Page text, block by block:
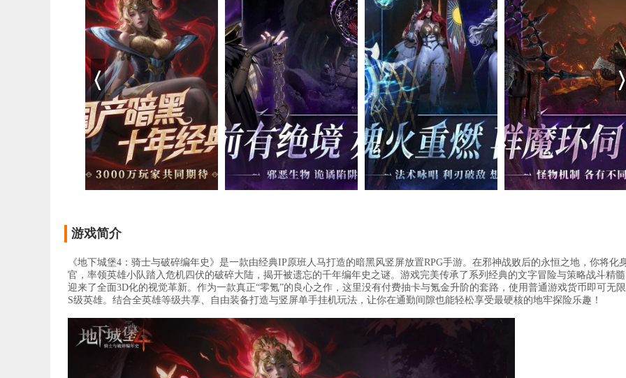
游戏简介
《地下城堡4：骑士与破碎编年史》是一款由经典IP原班人马打造的暗黑风竖屏放置RPG手游。在邪神战败后的永恒之地，你将化
官，率领英雄小队踏入危机四伏的破碎大陆，揭开被遗忘的千年编年史之谜。游戏完美传承了系列经典的文字冒险与策略战斗精
迎来了全面3D化的视觉革新。作为一款真正“零氪”的良心之作，这里没有付费抽卡与氪金升阶的套路，使用普通游戏货币即可无
S级英雄。结合全英雄等级共享、自由装备打造与竖屏单手挂机玩法，让你在通勤间隙也能轻松享受最硬核的地牢探险乐趣！